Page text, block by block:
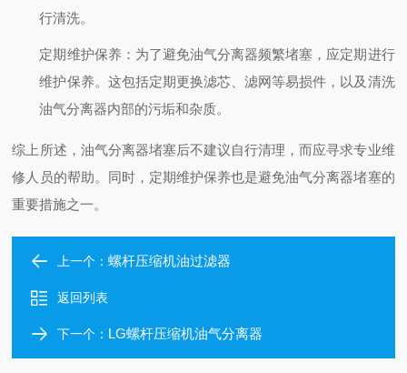
行清洗。
定期维护保养 ：为了避免油气分离器频繁堵塞，应定期进行
维护保养。这包括定期更换滤芯、滤网等易损件，以及清洗
油气分离器内部的污垢和杂质。
综上所述，油气分离器堵塞后不建议自行清理，而应寻求专业维
修人员的帮助。同时，定期维护保养也是避免油气分离器堵塞的
重要措施之一。
上一个：螺杆压缩机油过滤器
返回列表
下一个： LG螺杆压缩机油气分离器